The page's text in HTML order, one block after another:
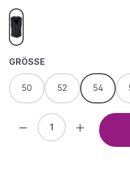
black
GRÖSSE
50 52 54
Produkt Anzahl: